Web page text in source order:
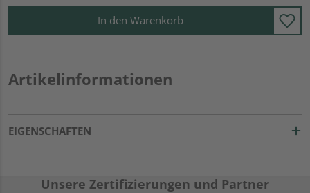
In den Warenkorb
Artikelinformationen
EIGENSCHAFTEN
Unsere Zertifizierungen und Partner